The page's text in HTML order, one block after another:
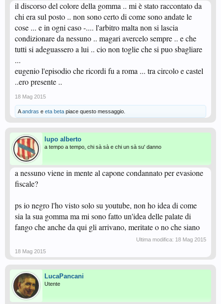
il discorso del colore della gomma .. mi è stato raccontato da
chi era sul posto .. non sono certo di come sono andate le
cose ... e in ogni caso -.... l'arbitro malta non si lascia
condizionare da nessuno .. magari avercelo sempre .. e che
tutti si adeguassero a lui .. cio non toglie che si puo sbagliare
...
eugenio l'episodio che ricordi fu a roma ... tra circolo e castel
..ero presente ..
18 Mag 2015
Aandras e eta beta piace questo messaggio.
lupo alberto
a tempo a tempo, chi sà sà e chi un sà su' danno
a nessuno viene in mente al capone condannato per evasione
fiscale?
ps io negro l'ho visto solo su youtube, non ho idea di come
sia la sua gomma ma mi sono fatto un'idea delle palate di
fango che anche da qui gli arrivano, meritate o no che siano
Ultima modifica: 18 Mag 2015
18 Mag 2015
LucaPancani
Utente